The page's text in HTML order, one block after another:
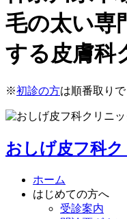
毛の太い専
する皮膚科
※初診の方は順番取りで
おしげ皮フ科
ホーム
はじめての方へ
受診案内